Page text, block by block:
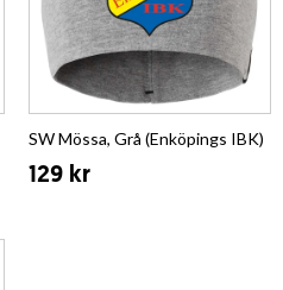
SW Mössa, Grå (Enköpings IBK)
129 kr